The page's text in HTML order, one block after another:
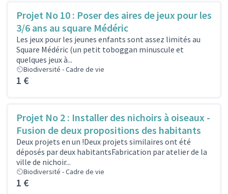
Projet No 10 : Poser des aires de jeux pour les
3/6 ans au square Médéric
Les jeux pour les jeunes enfants sont assez limités au
Square Médéric (un petit toboggan minuscule et
quelques jeux à...
Biodiversité - Cadre de vie
1 €
Projet No 2 : Installer des nichoirs à oiseaux -
Fusion de deux propositions des habitants
Deux projets en un !Deux projets similaires ont été
déposés par deux habitantsFabrication par atelier de la
ville de nichoir...
Biodiversité - Cadre de vie
1 €